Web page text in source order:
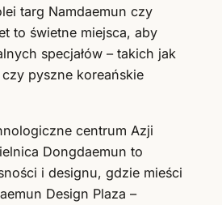
targ Namdaemun czy
to świetne miejsca, aby
specjałów – takich jak
pyszne koreańskie
centrum Azji
Dongdaemun to
i designu, gdzie mieści
Design Plaza –